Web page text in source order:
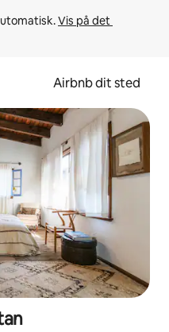
Vis på det
Airbnb dit sted